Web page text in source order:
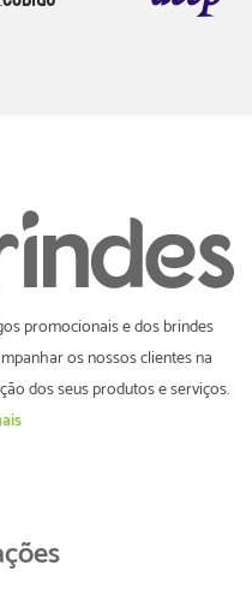
promocionais e dos brindes
os nossos clientes na
dos seus produtos e serviços.